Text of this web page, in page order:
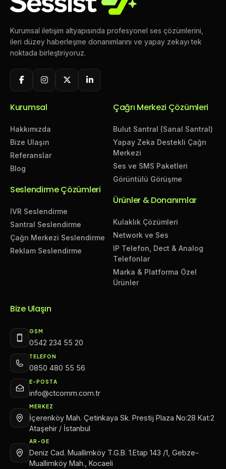
Kurumsal iletişim altyapısında profesyonel ses çözümlerini,
ileri düzey haberleşme donanımlarını ve yapay zekayı tek
noktada birleştiriyoruz.
Kurumsal
Hakkımızda
Bize Ulaşın
Referanslar
Blog
Seslendirme Çözümleri
IVR Seslendirme
Santral Seslendirme
Çağrı Merkezi Seslendirme
Reklam Seslendirme
Çağrı Merkezi Çözümleri
Bulut Santral (Sanal Santral)
Yapay Zeka Destekli Çağrı
Merkezi
Ses ve SMS Paketleri
Görüntülü Görüşme
Ürünler & Donanımlar
Kulaklık Çözümleri
Network ve Ses
IP Telefon, Dect & Analog
Telefonlar
Marka & Platforma Özel
Ürünler
Bize Ulaşın
GSM
0542 234 55 20
TELEFON
0850 480 55 56
E-POSTA
info@ctcomm.com.tr
MERKEZ
İçerenköy Mah. Çetinkaya Sk. Prestij Plaza No:28 Kat:2
Ataşehir / İstanbul
AR-GE
Deniz Cad. Muallimköy T.G.B. 1.Etap 143 /1, Gebze-
Muallimköy Mah., Kocaeli